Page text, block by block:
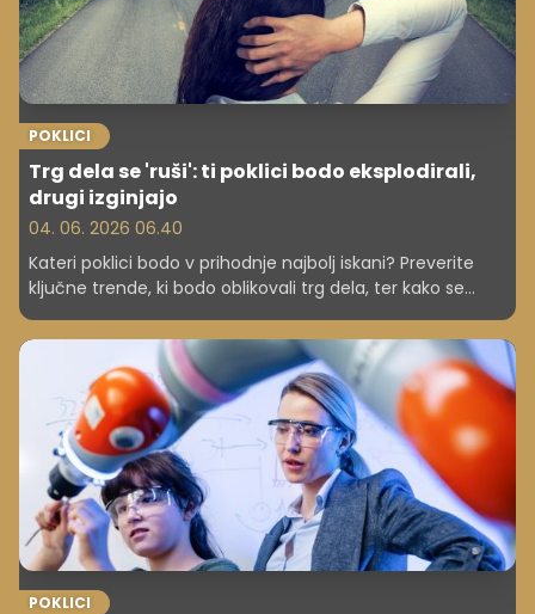
POKLICI
Trg dela se 'ruši': ti poklici bodo eksplodirali,
drugi izginjajo
04. 06. 2026 06.40
Kateri poklici bodo v prihodnje najbolj iskani? Preverite
ključne trende, ki bodo oblikovali trg dela, ter kako se
POKLICI